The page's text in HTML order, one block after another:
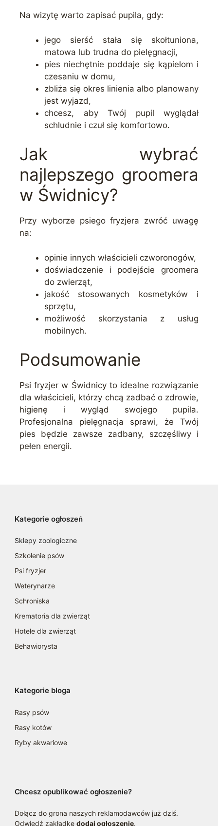
Na wizytę warto zapisać pupila, gdy:
jego sierść stała się skołtuniona,
matowa lub trudna do pielęgnacji,
pies niechętnie poddaje się kąpielom i
czesaniu w domu,
zbliża się okres linienia albo planowany
jest wyjazd,
chcesz, aby Twój pupil wyglądał
schludnie i czuł się komfortowo.
Jak wybrać
najlepszego groomera
w Świdnicy?
Przy wyborze psiego fryzjera zwróć uwagę
na:
opinie innych właścicieli czworonogów,
doświadczenie i podejście groomera
do zwierząt,
jakość stosowanych kosmetyków i
sprzętu,
możliwość skorzystania z usług
mobilnych.
Podsumowanie
Psi fryzjer w Świdnicy to idealne rozwiązanie
dla właścicieli, którzy chcą zadbać o zdrowie,
higienę i wygląd swojego pupila.
Profesjonalna pielęgnacja sprawi, że Twój
pies będzie zawsze zadbany, szczęśliwy i
pełen energii.
Kategorie ogłoszeń
Sklepy zoologiczne
Szkolenie psów
Psi fryzjer
Weterynarze
Schroniska
Krematoria dla zwierząt
Hotele dla zwierząt
Behawiorysta
Kategorie bloga
Rasy psów
Rasy kotów
Ryby akwariowe
Chcesz opublikować ogłoszenie?
Dołącz do grona naszych reklamodawców już dziś.
Odwiedź zakładkę dodaj ogłoszenie.